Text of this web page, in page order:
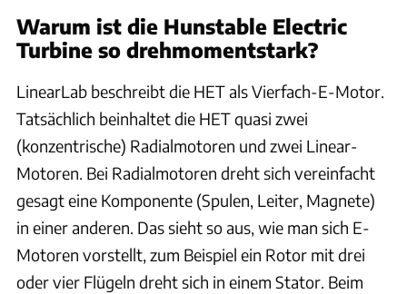
Warum ist die Hunstable Electric
Turbine so drehmomentstark?
LinearLab beschreibt die HET als Vierfach-E-Motor.
Tatsächlich beinhaltet die HET quasi zwei
(konzentrische) Radialmotoren und zwei Linear-
Motoren. Bei Radialmotoren dreht sich vereinfacht
gesagt eine Komponente (Spulen, Leiter, Magnete)
in einer anderen. Das sieht so aus, wie man sich E-
Motoren vorstellt, zum Beispiel ein Rotor mit drei
oder vier Flügeln dreht sich in einem Stator. Beim